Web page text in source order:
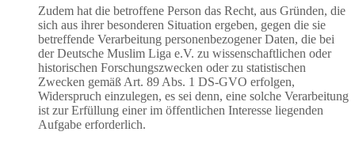
Zudem hat die betroffene Person das Recht, aus Gründen, die
sich aus ihrer besonderen Situation ergeben, gegen die sie
betreffende Verarbeitung personenbezogener Daten, die bei
der Deutsche Muslim Liga e.V. zu wissenschaftlichen oder
historischen Forschungszwecken oder zu statistischen
Zwecken gemäß Art. 89 Abs. 1 DS-GVO erfolgen,
Widerspruch einzulegen, es sei denn, eine solche Verarbeitung
ist zur Erfüllung einer im öffentlichen Interesse liegenden
Aufgabe erforderlich.